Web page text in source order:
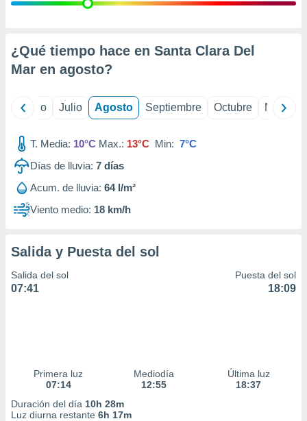
e
mediante
de
1199
¿Qué tiempo hace en Santa Clara Del
Mar en agosto?
Junio Julio Agosto Septiembre Octubre
T. Media: 10°C Max.: 13°C Min: 7°C
Días de lluvia: 7 días
Acum. de lluvia: 64 l/m²
Viento medio: 18 km/h
Salida y Puesta del sol
Salida del sol
07:41
Puesta del sol
18:09
Primera luz
07:14
Mediodía
12:55
Última luz
18:37
Duración del día 10h 28m
Luz diurna restante 6h 17m